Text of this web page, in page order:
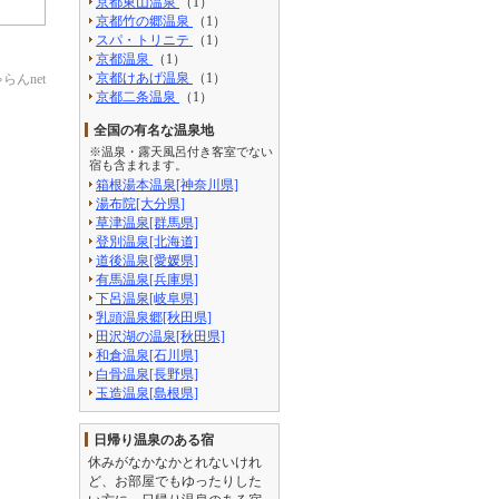
んnet
京都竹の郷温泉
（1）
スパ・トリニテ
（1）
京都温泉
（1）
京都けあげ温泉
（1）
京都二条温泉
（1）
全国の有名な温泉地
※温泉・露天風呂付き客室でない
宿も含まれます。
箱根湯本温泉[神奈川県]
湯布院[大分県]
草津温泉[群馬県]
登別温泉[北海道]
道後温泉[愛媛県]
有馬温泉[兵庫県]
下呂温泉[岐阜県]
乳頭温泉郷[秋田県]
田沢湖の温泉[秋田県]
和倉温泉[石川県]
白骨温泉[長野県]
玉造温泉[島根県]
日帰り温泉のある宿
休みがなかなかとれないけれ
ど、お部屋でもゆったりした